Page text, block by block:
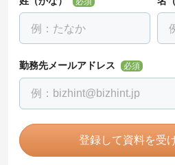
勤務先メールアドレス 必須
登録して資料を受